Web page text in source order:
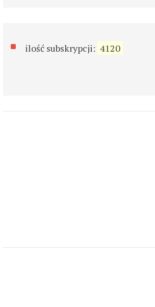
ilość subskrypcji: 4120